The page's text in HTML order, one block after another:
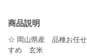
商品説明
☆ 岡山県産 品種お任
すめ 玄米